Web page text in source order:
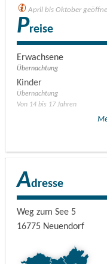
April bis Oktober
Preise
Erwachsene
Übernachtung
Kinder
Übernachtung
Von 14 bis 17 Jahren
Hunde
Zeltstellplatz
Wohnwagen
Erwachsene
Wohnmobil
Die Preise erfragen bitte
Adresse
Weg zum See 5
16775 Neuendorf